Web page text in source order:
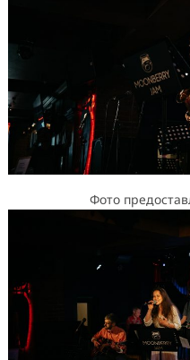
Фото